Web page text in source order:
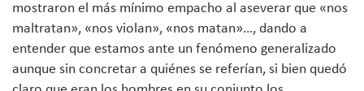
mostraron el más mínimo empacho al aseverar que «nos
maltratan», «nos violan», «nos matan»…, dando a
entender que estamos ante un fenómeno generalizado
aunque sin concretar a quiénes se referían, si bien quedó